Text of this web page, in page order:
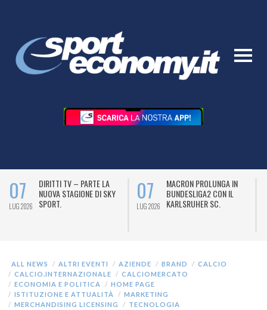
07
LUG 2026
DIRITTI TV – PARTE LA
NUOVA STAGIONE DI SKY
SPORT.
07
LUG 2026
MACRON PROLUNGA IN
BUNDESLIGA2 CON IL
KARLSRUHER SC.
ALL NEWS ALTRI EVENTI AZIENDE BRAND
CALCIO
CALCIO.INTERNAZIONALE
CALCIOMERCATO
ECONOMIA E POLITICA
HOME PAGE
ISTITUZIONE E ATTUALITÀ
MARKETING
MERCHANDISING LICENSING
TECNOLOGIA